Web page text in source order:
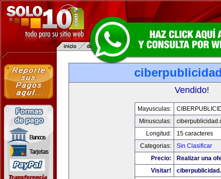
Vendido!
Mayusculas:
Minusculas:
Longitud:
15 caracteres
Categorias:
Sin Clasificar
Precio:
Realizar una
Visitar!